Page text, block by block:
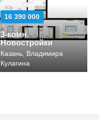
16 390 000
3-комн.
Новостройки
Казань, Владимира
Кулагина